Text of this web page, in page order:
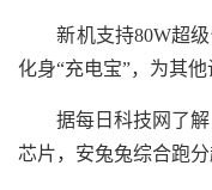
新机支持80W超级
化身“充电宝”，为其他
据每日科技网了解
芯片，安兔兔综合跑分